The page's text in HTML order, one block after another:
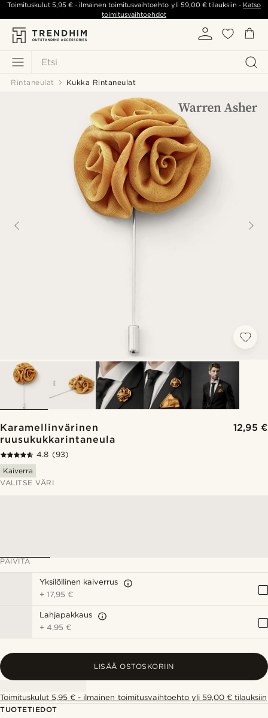
Etsi
Toimituskulut5,95 € - ilmainen toimitusvaihtoehto yli 59,00 €tilauksiin - Katso
toimitusvaihtoehdot
Rintaneulat Kukka Rintaneulat
Karamellinvärinen
ruusukukkarintaneula
12,95 €
4.8 (93)
Kaiverra
VALITSE VÄRI
PÄIVITÄ
Yksilöllinen kaiverrus
+17,95 €
Lahjapakkaus
+4,95 €
LISÄÄ OSTOSKORIIN
Toimituskulut 5,95 € - ilmainen toimitusvaihtoehto yli 59,00 € tilauksiin
TUOTETIEDOT